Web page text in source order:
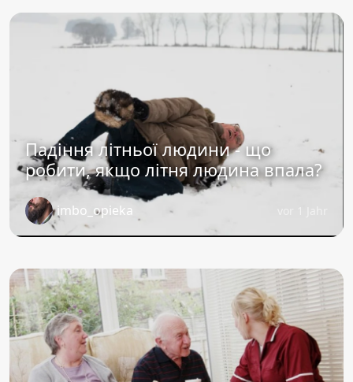
Падіння літньої людини - що
робити, якщо літня людина впала?
imbo_opieka